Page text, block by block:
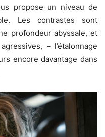
propose un niveau de
Les contrastes sont
profondeur abyssale, et
– l’étalonnage
encore davantage dans